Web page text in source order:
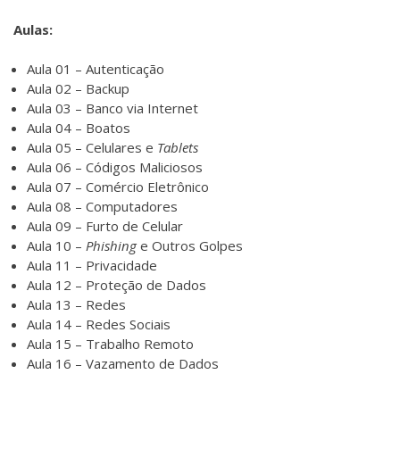
Aulas:
Aula 01 – Autenticação
Aula 02 – Backup
Aula 03 – Banco via Internet
Aula 04 – Boatos
Aula 05 – Celulares e Tablets
Aula 06 – Códigos Maliciosos
Aula 07 – Comércio Eletrônico
Aula 08 – Computadores
Aula 09 – Furto de Celular
Aula 10 – Phishinge Outros Golpes
Aula 11 – Privacidade
Aula 12 – Proteção de Dados
Aula 13 – Redes
Aula 14 – Redes Sociais
Aula 15 – Trabalho Remoto
Aula 16 – Vazamento de Dados